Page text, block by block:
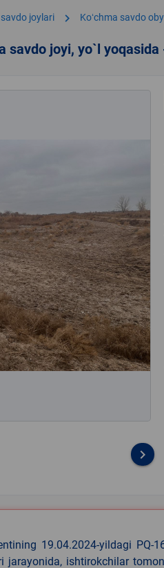
savdo joylari chevron_right Koʻchma savdo
savdo joyi, yo`l yoqasida
keyboard_arrow_right
19.04.2024-yildagi
jarayonida, ishtirokchilar